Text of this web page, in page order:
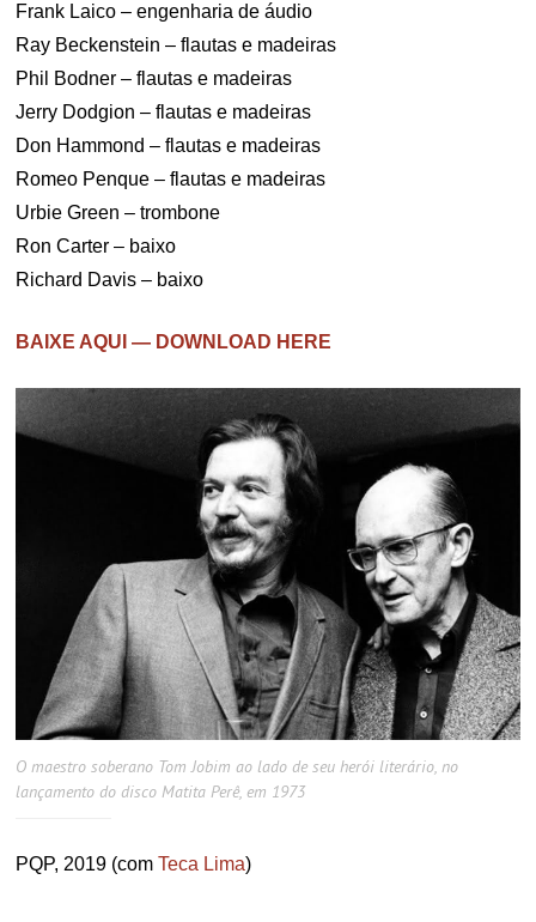
Frank Laico – engenharia de áudio
Ray Beckenstein – flautas e madeiras
Phil Bodner – flautas e madeiras
Jerry Dodgion – flautas e madeiras
Don Hammond – flautas e madeiras
Romeo Penque – flautas e madeiras
Urbie Green – trombone
Ron Carter – baixo
Richard Davis – baixo
BAIXE AQUI — DOWNLOAD HERE
O maestro soberano Tom Jobim ao lado de seu herói literário, no
lançamento do disco Matita Perê, em 1973
PQP, 2019 (comTeca Lima)